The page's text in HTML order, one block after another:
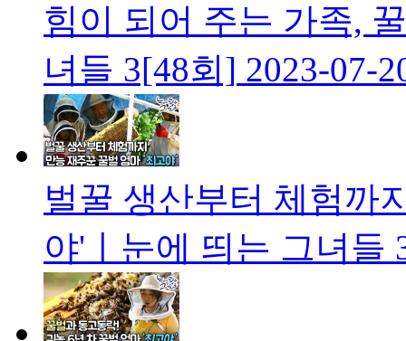
힘이 되어 주는 가족,
녀들 3[48회] 2023-07-
벌꿀 생산부터 체험까
야'ㅣ눈에 띄는 그녀들